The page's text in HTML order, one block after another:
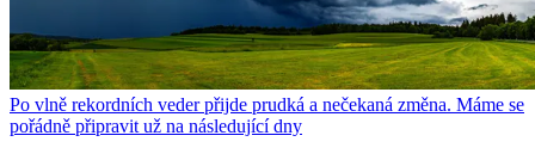
Po vlně rekordních veder přijde prudká a nečekaná změna. Máme se
pořádně připravit už na následující dny